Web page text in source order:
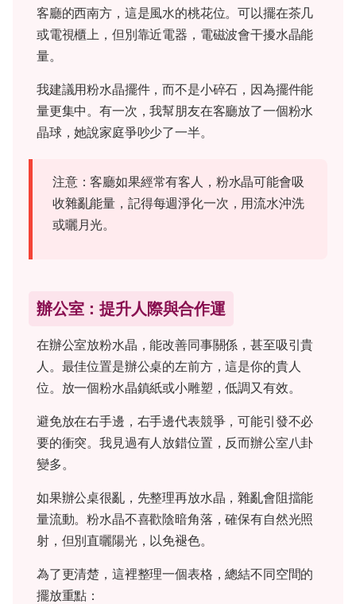
客廳的西南方，這是風水的桃花位。可以擺在茶几
或電視櫃上，但別靠近電器，電磁波會干擾水晶能
量。
我建議用粉水晶擺件，而不是小碎石，因為擺件能
量更集中。有一次，我幫朋友在客廳放了一個粉水
晶球，她說家庭爭吵少了一半。
注意：客廳如果經常有客人，粉水晶可能會吸
收雜亂能量，記得每週淨化一次，用流水沖洗
或曬月光。
辦公室：提升人際與合作運
在辦公室放粉水晶，能改善同事關係，甚至吸引貴
人。最佳位置是辦公桌的左前方，這是你的貴人
位。放一個粉水晶鎮紙或小雕塑，低調又有效。
避免放在右手邊，右手邊代表競爭，可能引發不必
要的衝突。我見過有人放錯位置，反而辦公室八卦
變多。
如果辦公桌很亂，先整理再放水晶，雜亂會阻擋能
量流動。粉水晶不喜歡陰暗角落，確保有自然光照
射，但別直曬陽光，以免褪色。
為了更清楚，這裡整理一個表格，總結不同空間的
擺放重點：